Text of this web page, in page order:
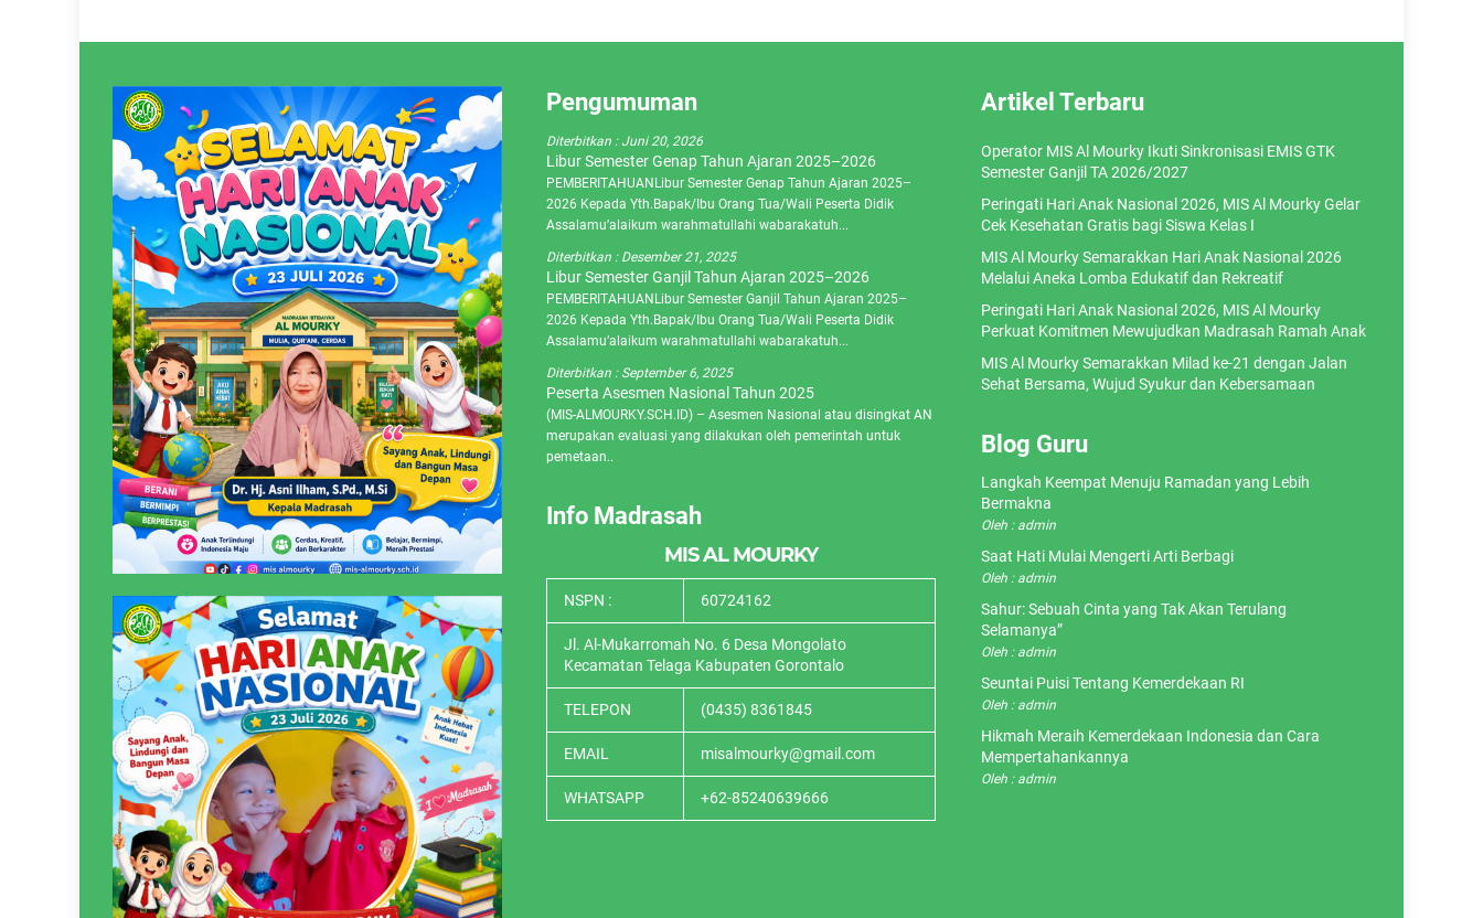
Pengumuman
Diterbitkan :Juni 20, 2026
Libur Semester Genap Tahun Ajaran 2025–2026
PEMBERITAHUANLibur Semester Genap Tahun Ajaran 2025–
2026 Kepada Yth.Bapak/Ibu Orang Tua/Wali Peserta Didik
Assalamu’alaikum warahmatullahi wabarakatuh...
Diterbitkan : Desember 21, 2025
Libur Semester Ganjil Tahun Ajaran 2025–2026
PEMBERITAHUANLibur Semester Ganjil Tahun Ajaran 2025–
2026 Kepada Yth.Bapak/Ibu Orang Tua/Wali Peserta Didik
Assalamu’alaikum warahmatullahi wabarakatuh...
Diterbitkan : September 6, 2025
Peserta Asesmen Nasional Tahun 2025
(MIS-ALMOURKY.SCH.ID) – Asesmen Nasional atau disingkat AN
merupakan evaluasi yang dilakukan oleh pemerintah untuk
pemetaan..
Info Madrasah
MIS AL MOURKY
NSPN : 60724162
Jl. Al-Mukarromah No. 6 Desa Mongolato
Kecamatan Telaga Kabupaten Gorontalo
TELEPON (0435) 8361845
EMAIL misalmourky@gmail.com
WHATSAPP +62-85240639666
Artikel Terbaru
Operator MIS Al Mourky Ikuti Sinkronisasi EMIS GTK
Semester Ganjil TA 2026/2027
Peringati Hari Anak Nasional 2026, MIS Al Mourky Gelar
Cek Kesehatan Gratis bagi Siswa Kelas I
MIS Al Mourky Semarakkan Hari Anak Nasional 2026
Melalui Aneka Lomba Edukatif dan Rekreatif
Peringati Hari Anak Nasional 2026, MIS Al Mourky
Perkuat Komitmen Mewujudkan Madrasah Ramah Anak
MIS Al Mourky Semarakkan Milad ke-21 dengan Jalan
Sehat Bersama, Wujud Syukur dan Kebersamaan
Blog Guru
Langkah Keempat Menuju Ramadan yang Lebih
Bermakna
Oleh : admin
Saat Hati Mulai Mengerti Arti Berbagi
Oleh : admin
Sahur: Sebuah Cinta yang Tak Akan Terulang
Selamanya”
Oleh : admin
Seuntai Puisi Tentang Kemerdekaan RI
Oleh : admin
Hikmah Meraih Kemerdekaan Indonesia dan Cara
Mempertahankannya
Oleh : admin